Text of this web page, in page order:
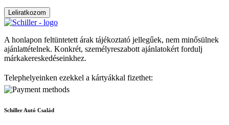
Leliratkozom
A honlapon feltüntetett árak tájékoztató jellegűek, nem minősülnek
ajánlattételnek. Konkrét, személyreszabott ajánlatokért fordulj
márkakereskedéseinkhez.
Telephelyeinken ezekkel a kártyákkal fizethet:
Schiller Autó Család